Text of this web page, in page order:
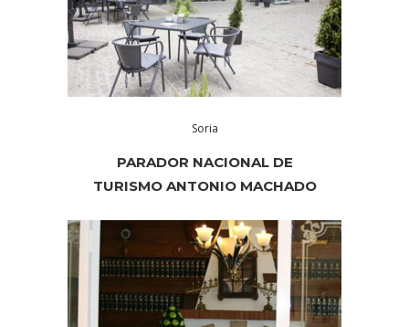
Soria
PARADOR NACIONAL DE
TURISMO ANTONIO MACHADO